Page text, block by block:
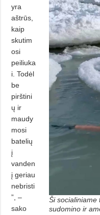
Ši socialiniame
sudomino ir
yra
aštrūs,
kaip
skutim
osi
peiliuka
i. Todėl
be
pirštini
ų ir
maudy
mosi
batelių
į
vanden
į geriau
nebristi
”, –
sako